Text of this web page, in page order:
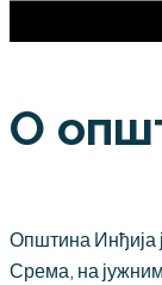
О
Општина Инђија
Срема, на